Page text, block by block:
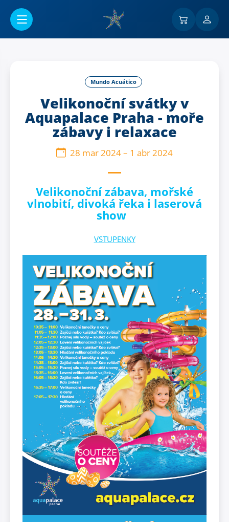
Mundo Acuático
Velikonoční svátky v
Aquapalace Praha - moře
zábavy i relaxace
28 mar 2024– 1 abr 2024
Velikonoční zábava, mořské
vlnobití, divoká řeka i laserová
show
VSTUPENKY